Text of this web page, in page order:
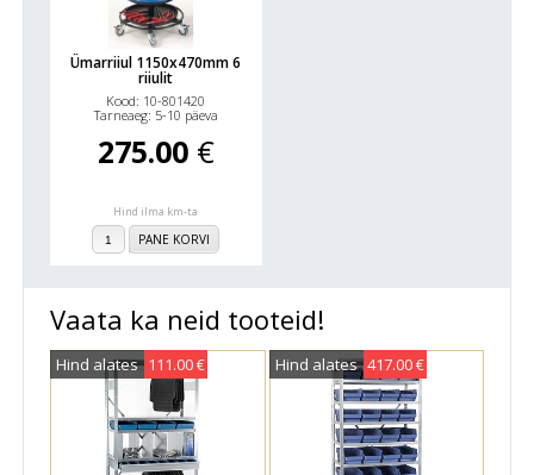
Ümarriiul 1150x470mm 6
riiulit
Kood: 10-801420
Tarneaeg: 5-10 päeva
275.00 €
Hind ilma km-ta
PANE KORVI
Vaata ka neid tooteid!
Hind alates 111.00 € Hind alates 417.00 €